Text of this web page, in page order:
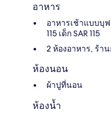
อาหาร
อาหารเช้าแบบบุ
115 เด็ก SAR 115
2 ห้องอาหาร, ร้า
ห้องนอน
ผ้าปูที่นอน
ห้องน้ำ